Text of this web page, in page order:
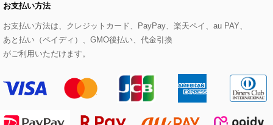
eur3
Maison de CINQ
MK MICHEL KLEIN BAG
HIROKO KOSHINO
その他のトップス
セットアップスカート
セットアップワンピース
モッズコート
ステンカラーコート
ライダースジャケット
帽子
ヘアアクセサリー
ハンカチ・バンダナ
ブレスレット・バングル
ブローチ・コサージュ
ショルダーバッグ
ボストンバッグ
バックパック・リュック
パンプス
スニーカー
フラットシューズ
すべてのアートフラワー
ローズ
カサブランカ・カラー
お支払い方法
お支払い方法は、クレジットカード、PayPay、楽天ペイ、au PAY、
あと払い（ペイディ）、GMO後払い、代金引換
がご利用いただけます。